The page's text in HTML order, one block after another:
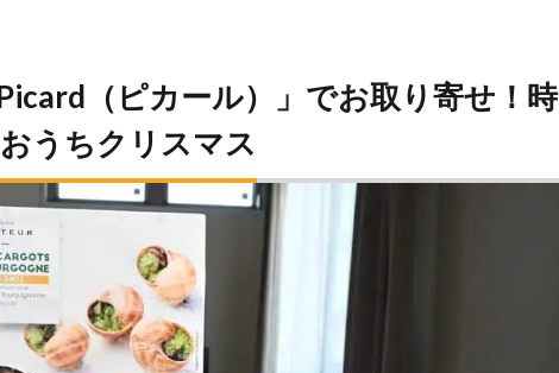
（ピカール）」でお取り寄せ！時
うちクリスマス